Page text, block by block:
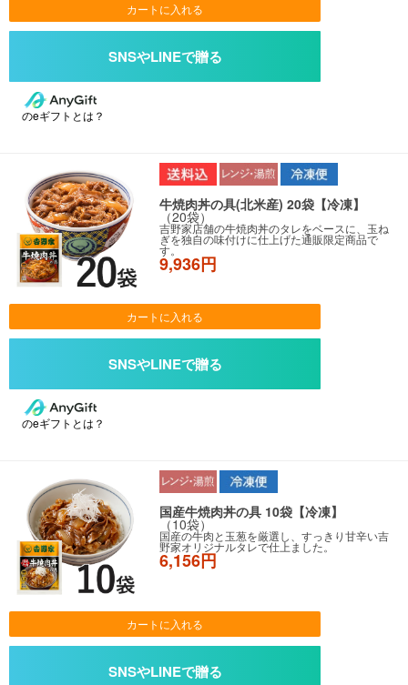
カートに入れる
のeギフトとは？
牛焼肉丼の具(北米産) 20袋【冷凍】
（20袋）
吉野家店舗の牛焼肉丼のタレをベースに、玉ね
ぎを独自の味付けに仕上げた通販限定商品で
す。
9,936円
カートに入れる
のeギフトとは？
国産牛焼肉丼の具 10袋【冷凍】
（10袋）
国産の牛肉と玉葱を厳選し、すっきり甘辛い吉
野家オリジナルタレで仕上ました。
6,156円
カートに入れる